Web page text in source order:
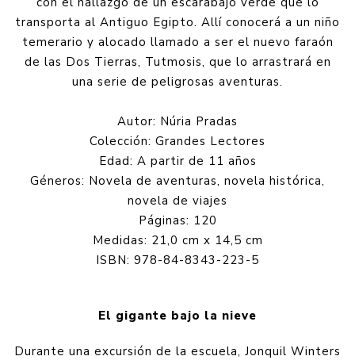
transporta al Antiguo Egipto. Allí conocerá a un niño
temerario y alocado llamado a ser el nuevo faraón
de las Dos Tierras, Tutmosis, que lo arrastrará en
una serie de peligrosas aventuras.
Autor: Núria Pradas
Colección: Grandes Lectores
Edad: A partir de 11 años
Géneros: Novela de aventuras, novela histórica,
novela de viajes
Páginas: 120
Medidas: 21,0 cm x 14,5 cm
ISBN: 978-84-8343-223-5
El gigante bajo la nieve
Durante una excursión de la escuela, Jonquil Winters